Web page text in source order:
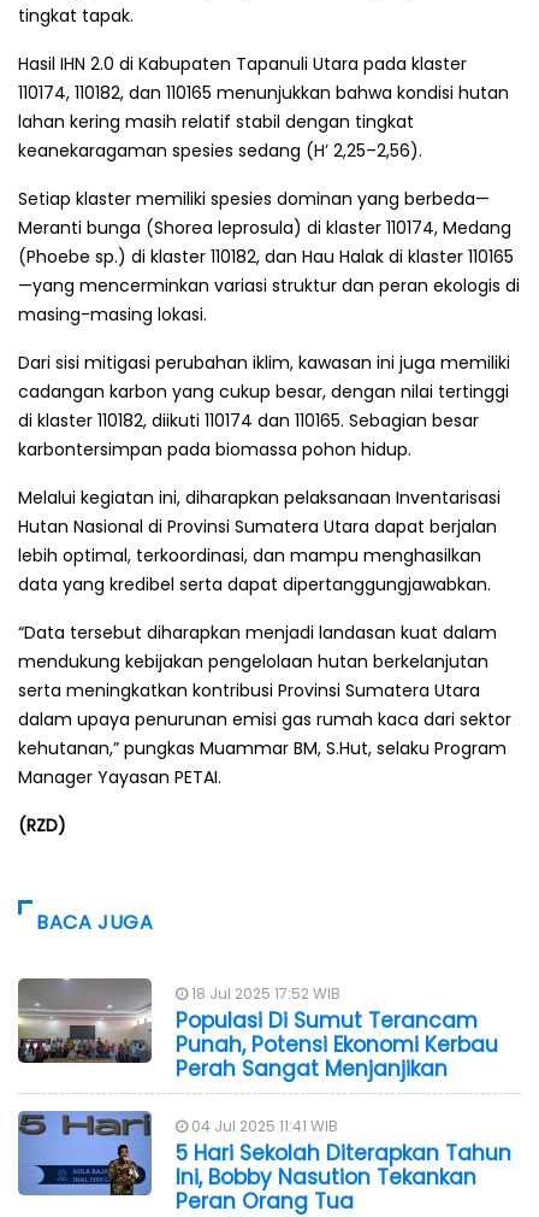
tingkat tapak.
Hasil IHN 2.0 di Kabupaten Tapanuli Utara pada klaster
110174, 110182, dan 110165 menunjukkan bahwa kondisi hutan
lahan kering masih relatif stabil dengan tingkat
keanekaragaman spesies sedang (H’ 2,25–2,56).
Setiap klaster memiliki spesies dominan yang berbeda—
Meranti bunga (Shorea leprosula) di klaster 110174, Medang
(Phoebe sp.) di klaster 110182, dan Hau Halak di klaster 110165
—yang mencerminkan variasi struktur dan peran ekologis di
masing-masing lokasi.
Dari sisi mitigasi perubahan iklim, kawasan ini juga memiliki
cadangan karbon yang cukup besar, dengan nilai tertinggi
di klaster 110182, diikuti 110174 dan 110165. Sebagian besar
karbontersimpan pada biomassa pohon hidup.
Melalui kegiatan ini, diharapkan pelaksanaan Inventarisasi
Hutan Nasional di Provinsi Sumatera Utara dapat berjalan
lebih optimal, terkoordinasi, dan mampu menghasilkan
data yang kredibel serta dapat dipertanggungjawabkan.
“Data tersebut diharapkan menjadi landasan kuat dalam
mendukung kebijakan pengelolaan hutan berkelanjutan
serta meningkatkan kontribusi Provinsi Sumatera Utara
dalam upaya penurunan emisi gas rumah kaca dari sektor
kehutanan,” pungkas Muammar BM, S.Hut, selaku Program
Manager Yayasan PETAI.
(RZD)
BACA JUGA
18 Jul 2025 17:52 WIB
Populasi Di Sumut Terancam
Punah, Potensi Ekonomi Kerbau
Perah Sangat Menjanjikan
04 Jul 2025 11:41 WIB
5 Hari Sekolah Diterapkan Tahun
Ini, Bobby Nasution Tekankan
Peran Orang Tua